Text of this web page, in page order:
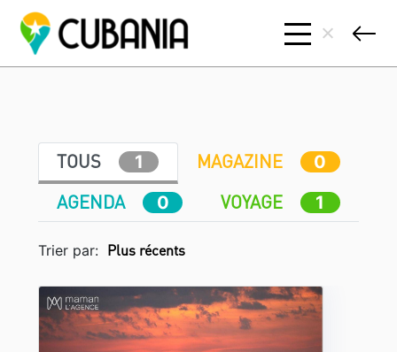
TOUS 1 MAGAZINE 0
AGENDA 0 VOYAGE 1
Trier par: